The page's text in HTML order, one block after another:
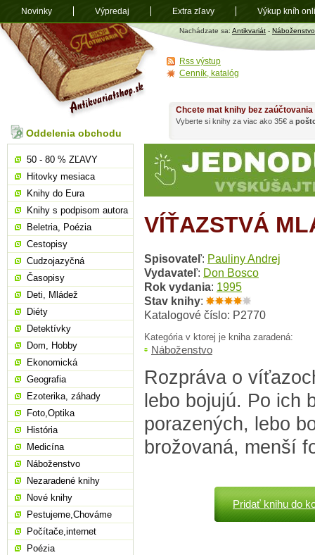
Antikvariát
shop.sk
Nachádzate sa: Antikvariát - Náboženstvo
VÍŤAZSTVÁ
Spisovateľ: Pauliny Andrej
Vydavateľ: Don Bosco
Rok vydania: 1995
Stav knihy:
Katalogové číslo: P2770
Kategória v ktorej je kniha zaradená:
Náboženstvo
Rozpráva o
lebo bojujú. Po ich
porazených, lebo
brožovaná, menší
Pridať knihu do
Chcete mat knihy bez
Vyberte si knihy za viac ako 35€ a
Oddelenia obchodu
50 - 80 % ZĽAVY
Hitovky mesiaca
Knihy do Eura
Knihy s podpisom autora
Beletria, Poézia
Cestopisy
Cudzojazyčná
Časopisy
Deti, Mládež
Diéty
Detektívky
Dom, Hobby
Ekonomická
Geografia
Ezoterika, záhady
Foto,Optika
História
Medicína
Náboženstvo
Nezaradené knihy
Nové knihy
Pestujeme,Chováme
Počítače,internet
Poézia
Rss výstup
Cenník, katalóg
Novinky Výpredaj Extra zľavy Výkup kníh